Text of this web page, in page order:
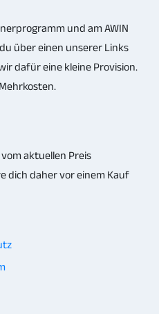
und am AWIN
über einen unserer Links
dafür eine kleine Provision.
aktuellen Preis
dich daher vor einem Kauf